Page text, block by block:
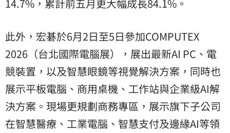
14.7%，累計前五月更大幅成長84.1%。
此外，宏碁於6月2日至5日參加COMPUTEX
2026（台北國際電腦展），展出最新AI PC、電
競裝置，以及智慧眼鏡等視覺解決方案，同時也
展示平板電腦、商用桌機、工作站與企業級AI解
決方案。現場更規劃商務專區，展示旗下子公司
在智慧醫療、工業電腦、智慧支付及邊緣AI等領